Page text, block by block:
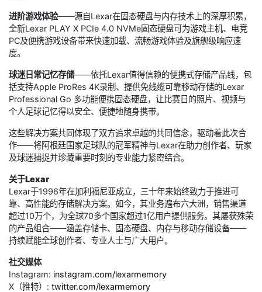
进阶游戏体验——源自Lexar在固态硬盘与内存技术上的深厚积累，
全新Lexar PLAY X PCIe 4.0 NVMe固态硬盘可为游戏主机、电竞
PC及便携游戏设备带来快速加载、流畅游戏体验及旗舰级响应速
度。
球迷日常记忆存储——依托Lexar值得信赖的便携式存储产品线，包
括支持Apple ProRes 4K录制、提供免线缆可靠移动存储的Lexar
Professional Go 多功能便携固态硬盘，让比赛日的照片、视频与
个人足球记忆得以安全、便捷地随身携带。
这些解决方案共同体现了双方追求卓越的共同信念，驱动着此次合
作——将阿根廷国家足球队的冠军精神与Lexar在助力创作者、玩家
及球迷捕捉并珍藏重要时刻的专业能力紧密结合。
关于Lexar
Lexar于1996年在加利福尼亚成立，三十年来始终致力于推进可
靠、高性能的存储解决方案。如今，其业务遍布六大洲，销售渠道
超过10万个，为全球70多个国家超过1亿用户提供服务。其屡获殊荣
的产品组合——涵盖存储卡、固态硬盘、内存与移动存储设备——
持续赋能全球创作者、专业人士与广大用户。
社交媒体
Instagram: instagram.com/lexarmemory
X（推特）: twitter.com/lexarmemory